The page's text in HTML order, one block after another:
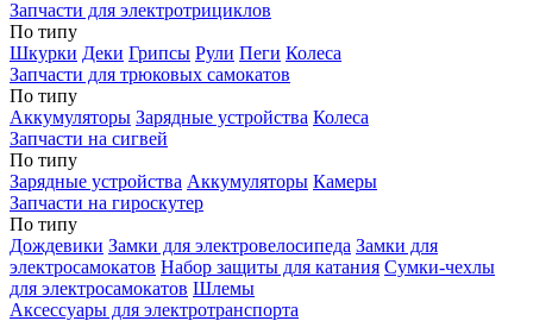
Запчасти для электротрициклов
По типу
Шкурки Деки Грипсы Рули Пеги Колеса
Запчасти для трюковых самокатов
По типу
Аккумуляторы Зарядные устройства Колеса
Запчасти на сигвей
По типу
Зарядные устройства Аккумуляторы Камеры
Запчасти на гироскутер
По типу
Дождевики Замки для электровелосипеда Замки для
электросамокатов Набор защиты для катания Сумки-чехлы
для электросамокатов Шлемы
Аксессуары для электротранспорта